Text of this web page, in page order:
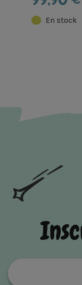
En stock